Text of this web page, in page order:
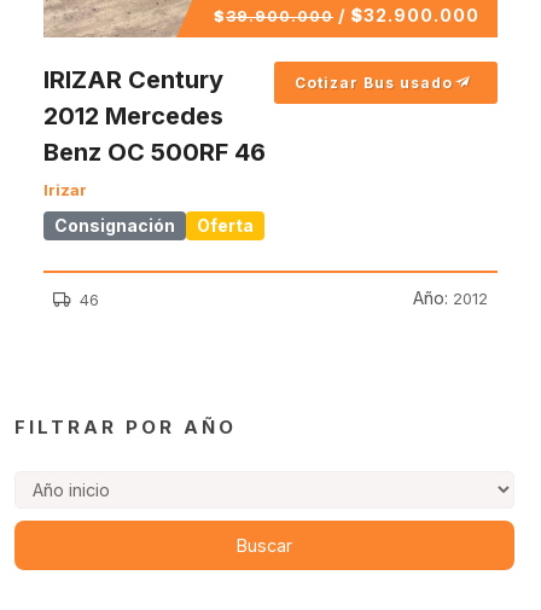
$39.900.000 / $32.900.000
IRIZAR Century
2012 Mercedes
Benz OC 500RF 46
Irizar
Consignación Oferta
Cotizar Bus usado
46 Año: 2012
FILTRAR POR AÑO